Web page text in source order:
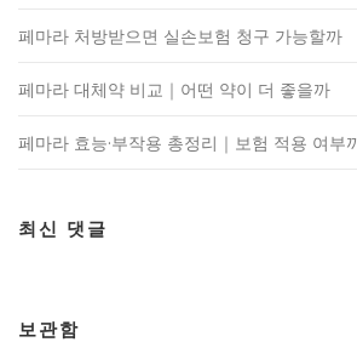
페마라 처방받으면 실손보험 청구 가능할까
페마라 대체약 비교｜어떤 약이 더 좋을까
페마라 효능·부작용 총정리｜보험 적용 여부
최신 댓글
보관함